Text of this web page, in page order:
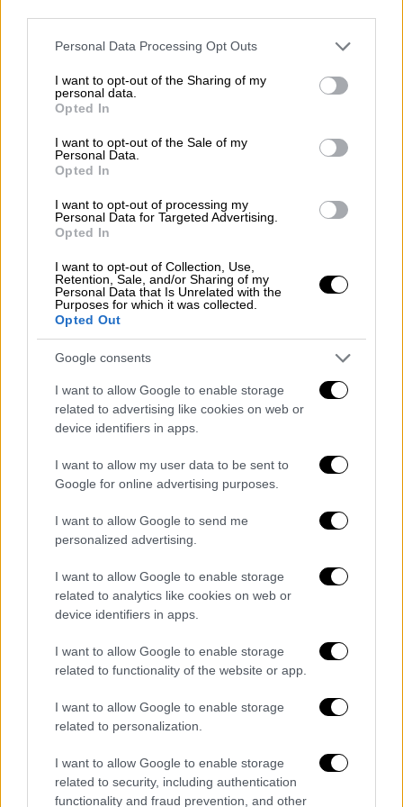
Please note that this website/app uses one or more Google
not limited to your visit or usage behaviour. You may click to
grant or deny consent to Google and its third-party tags to
use your data for below specified purposes in below Google
consent section.
Personal Data Processing Opt Outs
I want to opt-out of the Sharing of my
personal data.
Opted In
I want to opt-out of the Sale of my
Personal Data.
Opted In
I want to opt-out of processing my
Personal Data for Targeted Advertising.
Opted In
I want to opt-out of Collection, Use,
Retention, Sale, and/or Sharing of my
Personal Data that Is Unrelated with the
Purposes for which it was collected.
Opted Out
Google consents
I want to allow Google to enable storage
related to advertising like cookies on web or
device identifiers in apps.
I want to allow my user data to be sent to
Google for online advertising purposes.
I want to allow Google to send me
personalized advertising.
I want to allow Google to enable storage
related to analytics like cookies on web or
device identifiers in apps.
I want to allow Google to enable storage
related to functionality of the website or app.
I want to allow Google to enable storage
related to personalization.
I want to allow Google to enable storage
related to security, including authentication
functionality and fraud prevention, and other
Το μέτρο αναμένεται να καλύψει περίπου το
των οικογενειών στη χώρα και για να το
λάβουν οι δικαιούχοι του
δεν χρειάζεται να
ελέγξουν ότι έχουν συμπληρώσει στην
εφορία το IBAN του λογαριασμού τους στο
Δικαιούχοι και κριτήρια
Δικαιούχοι είναιοικογένειες με ανήλικα
παιδιά και οικογένειες με προστατευόμενα
μέλη/τέκνα(π.χ. ενήλικα τέκνα με αναπηρία/
ανικανότητα που παραμένουν υπό την
προστασία της οικογένειας).
Έτσι, ένας άγαμος μεένα παιδίκαι εισόδημα
39.000 ευρώθα λάβει
ευρώ , με τρία παιδιά και εισόδημα έως
49.000 ευρώ 450 ευρώ
, ενώ
πέντε και έξι ή περισσότερα παιδιά η
ενίσχυση φτάνει αντίστοιχα τα 600, 750
τουλάχιστον 900 ευρώ
, με ανώτατα
εισοδηματικά όρια έως64.000 ευρώ.
Για τα έγγαμα νοικοκυριά,
40.000 ευρώ για ένα παιδί(150 ευρώ
ενίσχυση),ανεβαίνει στα 45.000 ευρώ για
δύο παιδιά (300 ευρώ)
, στα
50.000 ευρώ για
τρία παιδιά (450 ευρώ)
55.000 ευρώ για
για πέντε παιδιά (750 ευρώ)και φτάνει τα
65.000 ευρώ για έξι ή περισσότερα παιδιά